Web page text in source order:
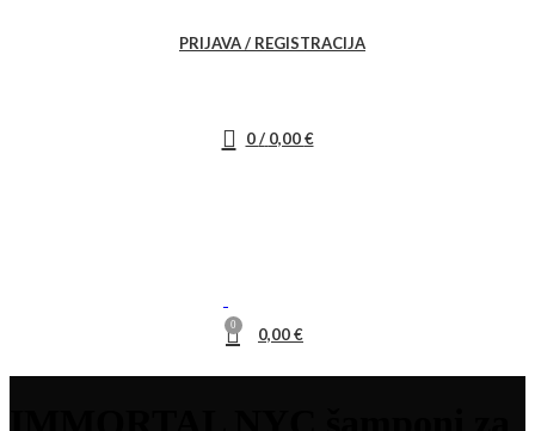
PRIJAVA / REGISTRACIJA
0/ 0,00€
0 0,00€